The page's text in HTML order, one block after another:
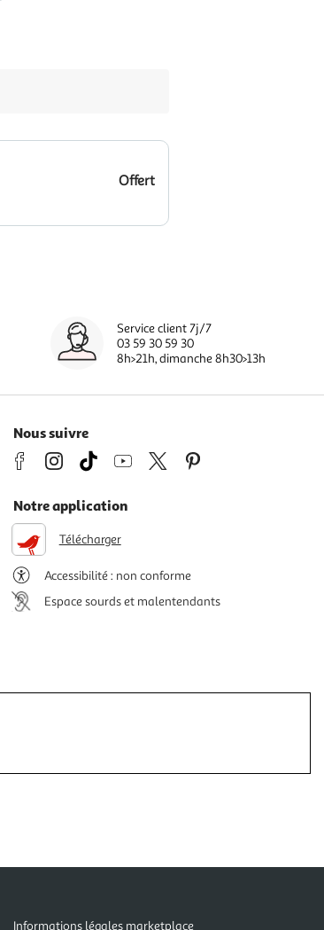
Offert
Service client 7j/7
03 59 30 59 30
8h>21h, dimanche 8h30>13h
Nous suivre
Notre application
Télécharger
Accessibilité : non conforme
Espace sourds et malentendants
Informations légales marketplace